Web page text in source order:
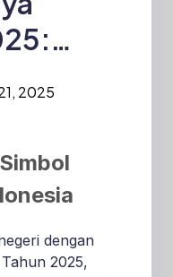
2025
dengan
2025,